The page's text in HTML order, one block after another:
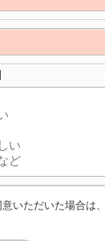
いただいた場合は